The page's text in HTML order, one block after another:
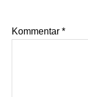
Kommentar *